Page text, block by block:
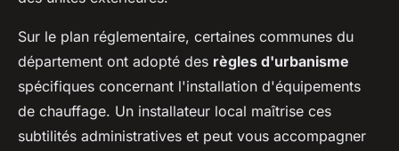
Sur le plan réglementaire, certaines communes du
département ont adopté des règles d'urbanisme
spécifiques concernant l'installation d'équipements
de chauffage. Un installateur local maîtrise ces
subtilités administratives et peut vous accompagner